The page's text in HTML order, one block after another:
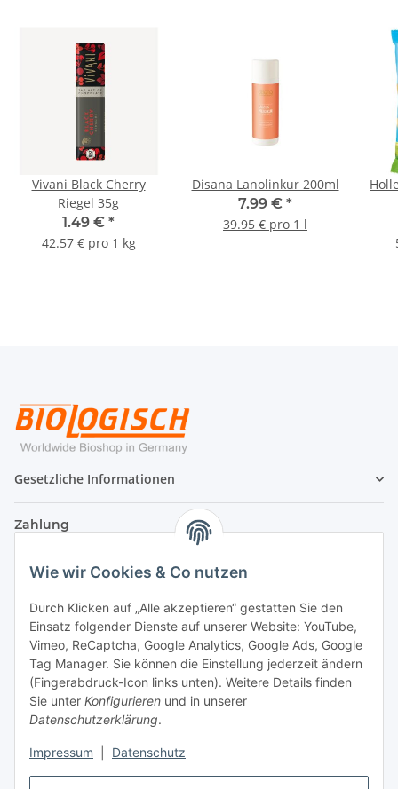
Wie wir Cookies & Co nutzen
Durch Klicken auf „Alle akzeptieren“ gestatten Sie den
Einsatz folgender Dienste auf unserer Website: YouTube,
Vimeo, ReCaptcha, Google Analytics, Google Ads, Google
Tag Manager. Sie können die Einstellung jederzeit ändern
(Fingerabdruck-Icon links unten). Weitere Details finden
Sie unter Konfigurieren und in unserer
Datenschutzerklärung.
Impressum Datenschutz
Vivani Black Cherry
Riegel 35g
1.49 € *
42.57 € pro 1 kg
Disana Lanolinkur 200ml
7.99 € *
39.95 € pro 1 l
Gesetzliche Informationen
Zahlung
Versand